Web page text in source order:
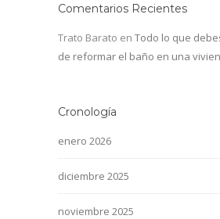
Comentarios Recientes
Trato Barato en Todo lo que
de reformar el baño en una
Cronología
enero 2026
diciembre 2025
noviembre 2025